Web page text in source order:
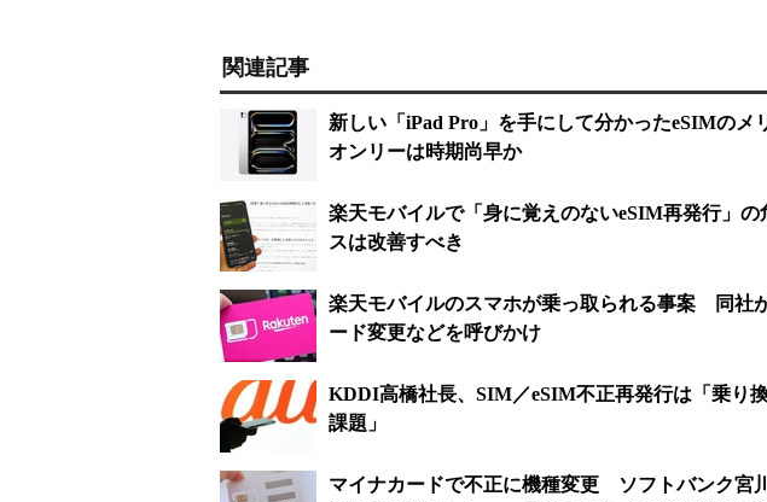
関連記事
新しい「iPad Pro」を手にして分かったeSIMの
オンリーは時期尚早か
楽天モバイルで「身に覚えのないeSIM再発行」
スは改善すべき
楽天モバイルのスマホが乗っ取られる事案 同社
ード変更などを呼びかけ
KDDI高橋社長、SIM／eSIM不正再発行は「乗り
課題」
マイナカードで不正に機種変更 ソフトバンク宮